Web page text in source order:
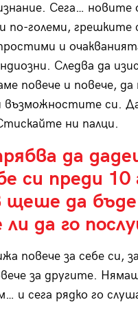
Сега… новите
по-големи, грешките
и
Следва да
повече и повече, да
възможностите си.
ни палци.
да
си преди 10
щеше да
да го
повече за себе си,
за другите.
и сега рядко го